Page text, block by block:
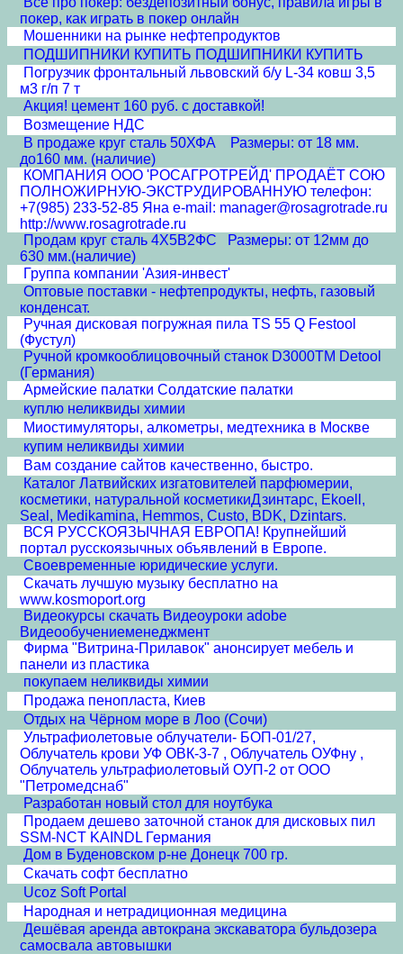
покер, как играть в покер онлайн
Мошенники на рынке нефтепродуктов
ПОДШИПНИКИ КУПИТЬ ПОДШИПНИКИ КУПИТЬ
Погрузчик фронтальный львовский б/у L-34 ковш 3,5
м3 г/п 7 т
Акция! цемент 160 руб. с доставкой!
Возмещение НДС
В продаже круг сталь 50ХФА Размеры: от 18 мм.
до160 мм. (наличие)
КОМПАНИЯ ООО 'РОСАГРОТРЕЙД' ПРОДАЁТ СОЮ
ПОЛНОЖИРНУЮ-ЭКСТРУДИРОВАННУЮ телефон:
+7(985) 233-52-85 Яна e-mail: manager@rosagrotrade.ru
http://www.rosagrotrade.ru
Продам круг сталь 4Х5В2ФС Размеры: от 12мм до
630 мм.(наличие)
Группа компании 'Азия-инвест'
Оптовые поставки - нефтепродукты, нефть, газовый
конденсат.
Ручная дисковая погружная пила TS 55 Q Festool
(Фустул)
Ручной кромкооблицовочный станок D3000TM Detool
(Германия)
Армейские палатки Солдатские палатки
куплю неликвиды химии
Миостимуляторы, алкометры, медтехника в Москве
купим неликвиды химии
Вам создание сайтов качественно, быстро.
Каталог Латвийских изгатовителей парфюмерии,
косметики, натуральной косметикиДзинтарс, Ekoell,
Seal, Medikamina, Hemmos, Custo, BDK, Dzintars.
ВСЯ РУССКОЯЗЫЧНАЯ ЕВРОПА! Крупнейший
портал русскоязычных объявлений в Европе.
Своевременные юридические услуги.
Скачать лучшую музыку бесплатно на
www.kosmoport.org
Видеокурсы скачать Видеоуроки adobe
Видеообучениеменеджмент
Фирма "Витрина-Прилавок" анонсирует мебель и
панели из пластика
покупаем неликвиды химии
Продажа пенопласта, Киев
Отдых на Чёрном море в Лоо (Сочи)
Ультрафиолетовые облучатели- БОП-01/27,
Облучатель крови УФ ОВК-3-7 , Облучатель ОУФну ,
Облучатель ультрафиолетовый ОУП-2 от ООО
"Петромедснаб"
Разработан новый стол для ноутбука
Продаем дешево заточной станок для дисковых пил
SSM-NCT KAINDL Германия
Дом в Буденовском р-не Донецк 700 гр.
Скачать софт бесплатно
Ucoz Soft Portal
Народная и нетрадиционная медицина
Дешёвая аренда автокрана экскаватора бульдозера
самосвала автовышки